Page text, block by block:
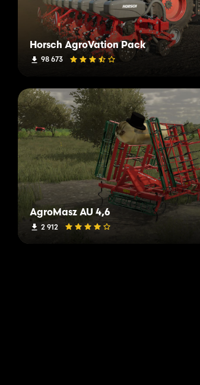
Horsch AgroVation Pack
98 673
AgroMasz AU 4,6
2 912